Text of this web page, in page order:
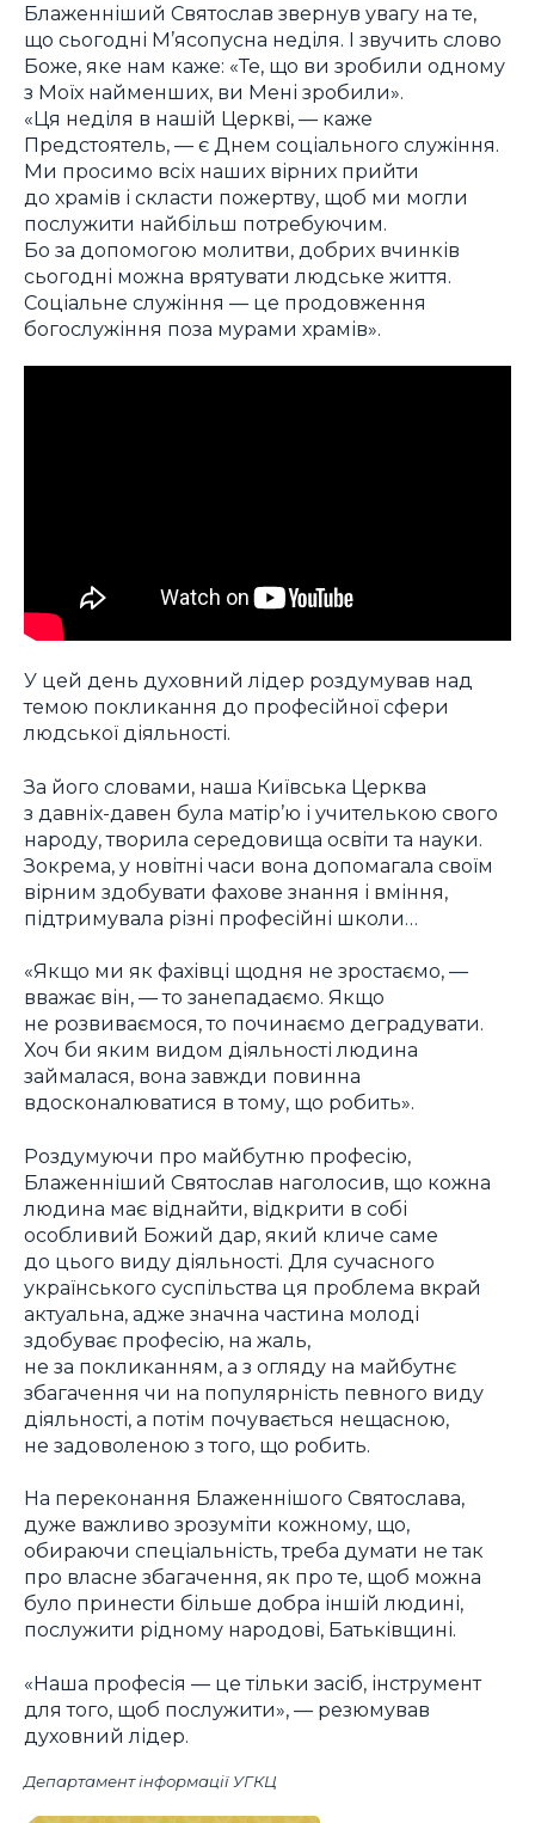
Блаженніший Святослав звернув увагу на те,
що сьогодні М’ясопусна неділя. І звучить слово
Боже, яке нам каже: «Те, що ви зробили одному
з Моїх найменших, ви Мені зробили».
«Ця неділя в нашій Церкві, — каже
Предстоятель, — є Днем соціального служіння.
Ми просимо всіх наших вірних прийти
до храмів і скласти пожертву, щоб ми могли
послужити найбільш потребуючим.
Бо за допомогою молитви, добрих вчинків
сьогодні можна врятувати людське життя.
Соціальне служіння — це продовження
богослужіння поза мурами храмів».
У цей день духовний лідер роздумував над
темою покликання до професійної сфери
людської діяльності.
За його словами, наша Київська Церква
з давніх-давен була матір’ю і учителькою свого
народу, творила середовища освіти та науки.
Зокрема, у новітні часи вона допомагала своїм
вірним здобувати фахове знання і вміння,
підтримувала різні професійні школи…
«Якщо ми як фахівці щодня не зростаємо, —
вважає він, — то занепадаємо. Якщо
не розвиваємося, то починаємо деградувати.
Хоч би яким видом діяльності людина
займалася, вона завжди повинна
вдосконалюватися в тому, що робить».
Роздумуючи про майбутню професію,
Блаженніший Святослав наголосив, що кожна
людина має віднайти, відкрити в собі
особливий Божий дар, який кличе саме
до цього виду діяльності. Для сучасного
українського суспільства ця проблема вкрай
актуальна, адже значна частина молоді
здобуває професію, на жаль,
не за покликанням, а з огляду на майбутнє
збагачення чи на популярність певного виду
діяльності, а потім почувається нещасною,
не задоволеною з того, що робить.
На переконання Блаженнішого Святослава,
дуже важливо зрозуміти кожному, що,
обираючи спеціальність, треба думати не так
про власне збагачення, як про те, щоб можна
було принести більше добра іншій людині,
послужити рідному народові, Батьківщині.
«Наша професія — це тільки засіб, інструмент
для того, щоб послужити», — резюмував
духовний лідер.
Департамент інформації УГКЦ